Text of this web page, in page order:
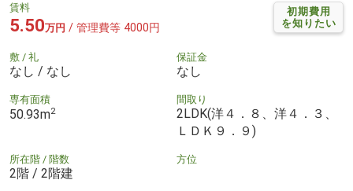
初期費用
を知りたい
賃料
5.50万円 / 管理費等 4000円
敷 / 礼
なし / なし
保証金
なし
専有面積
50.93m2
間取り
2LDK(洋４．８、洋４．３、
ＬＤＫ９．９)
所在階 / 階数
2階 / 2階建
方位